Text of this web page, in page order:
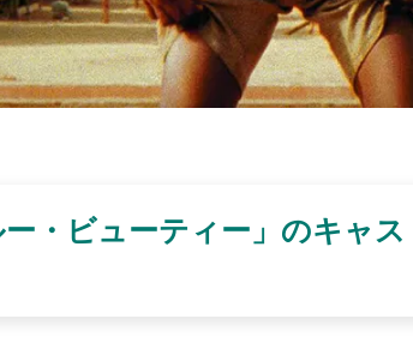
・ビューティー」のキャ